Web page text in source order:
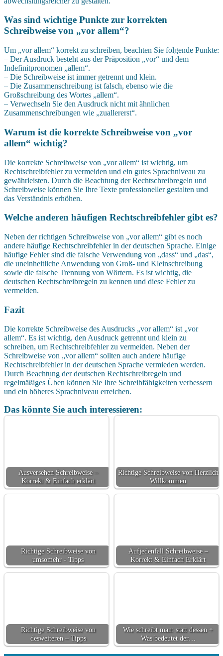
Was sind wichtige Punkte zur korrekten
Schreibweise von „vor allem“?
Um „vor allem“ korrekt zu schreiben, beachten Sie folgende Punkte:
– Der Ausdruck besteht aus der Präposition „vor“ und dem
Indefinitpronomen „allem“.
– Die Schreibweise ist immer getrennt und klein.
– Die Zusammenschreibung ist falsch, ebenso wie die
Großschreibung des Wortes „allem“.
– Verwechseln Sie den Ausdruck nicht mit ähnlichen
Zusammenschreibungen wie „zuallererst“.
Warum ist die korrekte Schreibweise von „vor
allem“ wichtig?
Die korrekte Schreibweise von „vor allem“ ist wichtig, um
Rechtschreibfehler zu vermeiden und ein gutes Sprachniveau zu
gewährleisten. Durch die Beachtung der Rechtschreibregeln und
Schreibweise können Sie Ihre Texte professioneller gestalten und
das Verständnis erhöhen.
Welche anderen häufigen Rechtschreibfehler gibt es?
Neben der richtigen Schreibweise von „vor allem“ gibt es noch
andere häufige Rechtschreibfehler in der deutschen Sprache. Einige
häufige Fehler sind die falsche Verwendung von „dass“ und „das“,
die uneinheitliche Anwendung von Groß- und Kleinschreibung
sowie die falsche Trennung von Wörtern. Es ist wichtig, die
deutschen Rechtschreibregeln zu kennen und diese Fehler zu
vermeiden.
Fazit
Die korrekte Schreibweise des Ausdrucks „vor allem“ ist „vor
allem“. Es ist wichtig, den Ausdruck getrennt und klein zu
schreiben, um Rechtschreibfehler zu vermeiden. Neben der
Schreibweise von „vor allem“ sollten auch andere häufige
Rechtschreibfehler in der deutschen Sprache vermieden werden.
Durch Beachtung der deutschen Rechtschreibregeln und
regelmäßiges Üben können Sie Ihre Schreibfähigkeiten verbessern
und ein höheres Sprachniveau erreichen.
Das könnte Sie auch interessieren:
Ausversehen Schreibweise –
Korrekt & Einfach erklärt
Richtige Schreibweise von Herzlich
Willkommen
Richtige Schreibweise von
umsomehr - Tipps
Aufjedenfall Schreibweise –
Korrekt & Einfach Erklärt
Richtige Schreibweise von
desweiteren – Tipps
Wie schreibt man: statt dessen +
Was bedeutet der…